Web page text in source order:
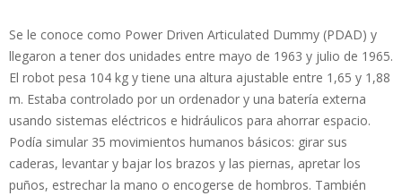
Se le conoce como Power Driven Articulated Dummy (PDAD) y
llegaron a tener dos unidades entre mayo de 1963 y julio de 1965.
El robot pesa 104 kg y tiene una altura ajustable entre 1,65 y 1,88
m. Estaba controlado por un ordenador y una batería externa
usando sistemas eléctricos e hidráulicos para ahorrar espacio.
Podía simular 35 movimientos humanos básicos: girar sus
caderas, levantar y bajar los brazos y las piernas, apretar los
puños, estrechar la mano o encogerse de hombros. También